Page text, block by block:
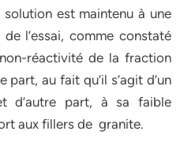
est maintenu à une
l’essai, comme constaté
réactivité de la fraction
au fait qu’il s’agit d’un
d’autre part, à sa faible
aux fillers de granite.